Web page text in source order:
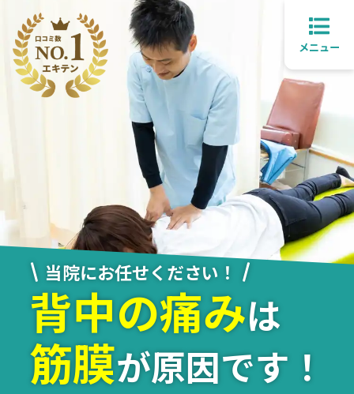
メニュー
当院にお任せください！
背中の痛みは
筋膜が原因です！